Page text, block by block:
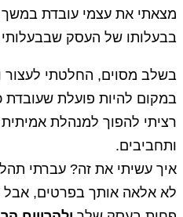
מצאתי את עצמי עובדת
בבעלותו של העסק
בשלב מסוים, החלטתי
במקום להיות פועלת
רציתי להפוך למנהלת
ותחביבים.
איך עשיתי את זה? עברתי
לא אלאה אותך בפרטים, אבל